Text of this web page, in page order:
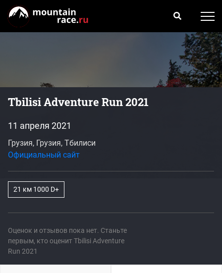
Tbilisi Adventure Run 2021
Оценок и отзывов пока нет. Станьте
первым, кто оценит Tbilisi Adventure
Run 2021
11 апреля 2021
Грузия, Грузия, Тбилиси
Официальный сайт
21 км 1000 D+